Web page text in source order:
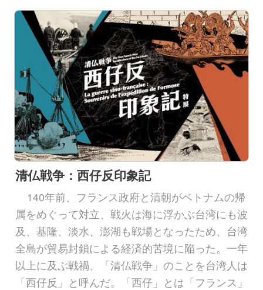
清仏戦争：西仔反印象記
140年前、フランス政府と清朝がベトナムの帰
属をめぐって対立、戦火は海に浮かぶ台湾にも波
及、基隆、淡水、澎湖も戦場となったため、台湾
全島が貿易封鎖による経済的苦境に陥った。一年
以上に及ぶ戦禍、「清仏戦争」のことを台湾人は
「西仔反」と呼んだ。「西仔」とは「フランス」